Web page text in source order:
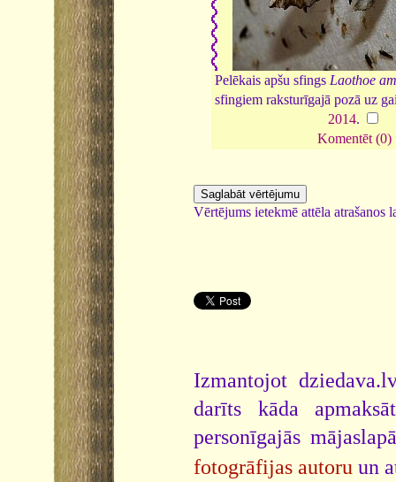
Pelēkais apšu sfings Laothoe
sfingiem raksturīgajā pozā uz
2014.
Komentēt (0)
Vērtējums ietekmē attēla atrašanos
Izmantojot
darīts kāda
personīgajās
fotogrāfijas autoru un